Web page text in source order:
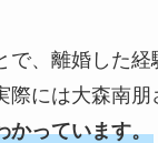
で、離婚した経
際には大森南朋
かっています。